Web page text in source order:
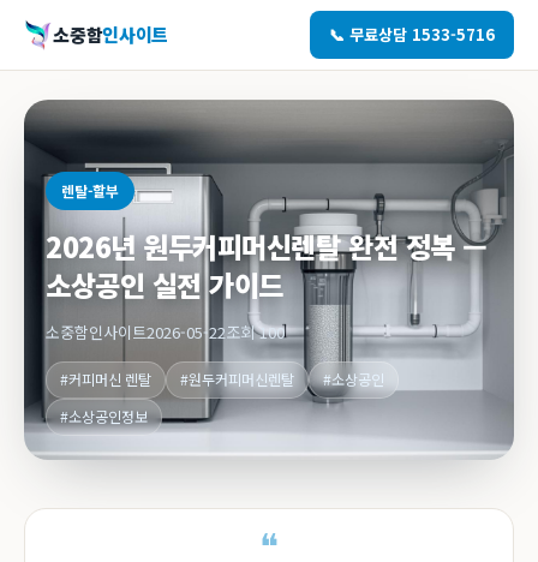
소중함인사이트 📞 무료상담 1533-5716
렌탈-할부
2026년 원두커피머신렌탈 완전 정복 —
소상공인 실전 가이드
소중함인사이트2026-05-22조회 100
#커피머신 렌탈 #원두커피머신렌탈
#소상공인
#소상공인정보